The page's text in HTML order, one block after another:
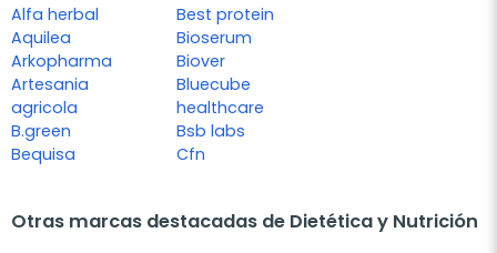
Alfa herbal
Aquilea
Arkopharma
Artesania
agricola
B.green
Bequisa
Best protein
Bioserum
Biover
Bluecube
healthcare
Bsb labs
Cfn
Otras marcas destacadas de Dietética y Nutrición